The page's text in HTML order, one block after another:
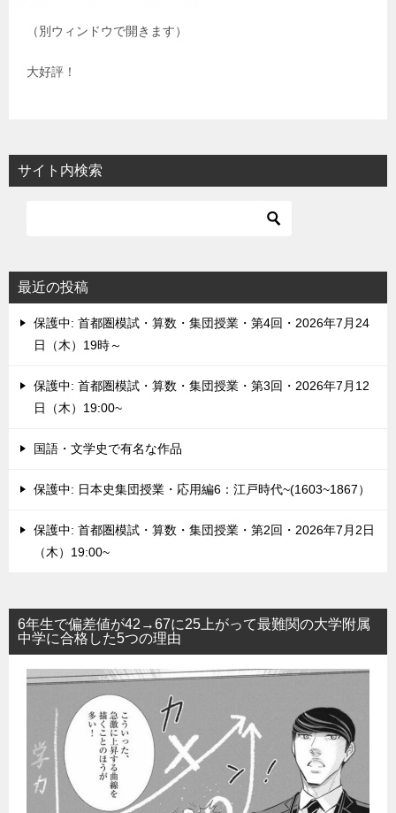
（別ウィンドウで開きます）
大好評！
サイト内検索
最近の投稿
保護中: 首都圏模試・算数・集団授業・第4回・2026年7月24
日（木）19時～
保護中: 首都圏模試・算数・集団授業・第3回・2026年7月12
日（木）19:00~
国語・文学史で有名な作品
保護中: 日本史集団授業・応用編6：江戸時代~(1603~1867）
保護中: 首都圏模試・算数・集団授業・第2回・2026年7月2日
（木）19:00~
6年生で偏差値が42→67に25上がって最難関の大学附属
中学に合格した5つの理由